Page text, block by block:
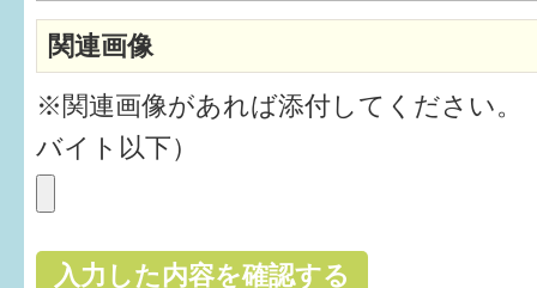
関連画像
※関連画像があれば添付してください。
バイト以下）
子育てマップ
イベントレポート
なるほどコラム
メールマガジン
はぐくむ.net相談コーナー